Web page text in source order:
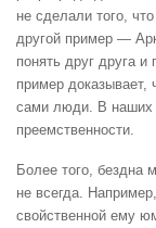
не сделали того,
другой пример —
понять друг друга
пример
сами люди. В наших
преемственности.
Более того,
не всегда.
свойственной ему